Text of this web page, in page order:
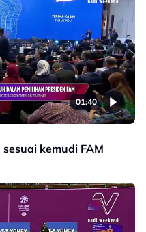
01:40
kemudi FAM